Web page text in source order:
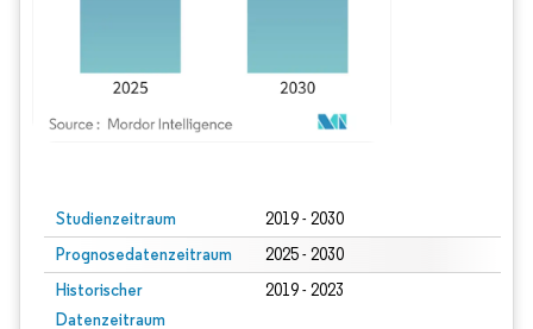
Studienzeitraum 2019 - 2030
Prognosedatenzeitraum 2025 - 2030
Historischer
Datenzeitraum
2019 - 2023